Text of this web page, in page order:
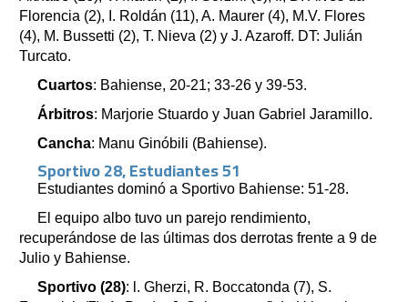
Florencia (2), I. Roldán (11), A. Maurer (4), M.V. Flores
(4), M. Bussetti (2), T. Nieva (2) y J. Azaroff. DT: Julián
Turcato.
Cuartos: Bahiense, 20-21; 33-26 y 39-53.
Árbitros: Marjorie Stuardo y Juan Gabriel Jaramillo.
Cancha: Manu Ginóbili (Bahiense).
Sportivo 28, Estudiantes 51
Estudiantes dominó a Sportivo Bahiense: 51-28.
El equipo albo tuvo un parejo rendimiento,
recuperándose de las últimas dos derrotas frente a 9 de
Julio y Bahiense.
Sportivo (28): l. Gherzi, R. Boccatonda (7), S.